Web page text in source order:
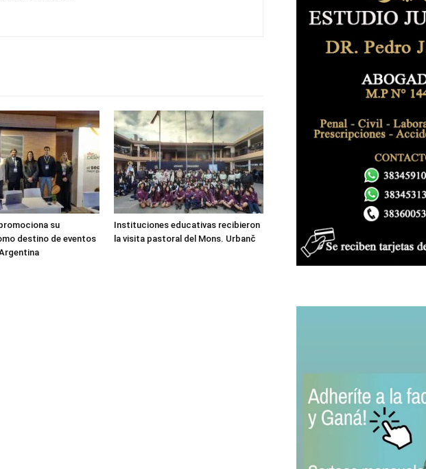
su
destino de eventos
Instituciones educativas recibieron
la visita pastoral del Mons. Urbanč